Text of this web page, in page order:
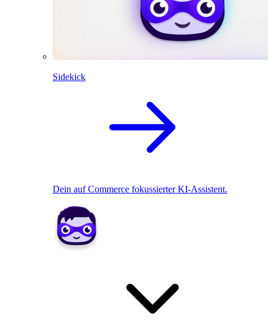
Sidekick
Dein auf Commerce fokussierter KI-Assistent.